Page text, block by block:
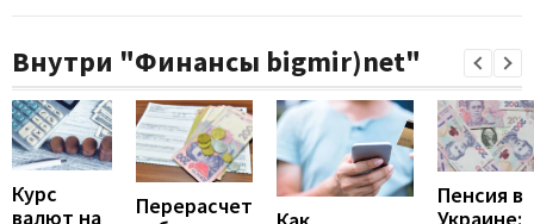
Внутри "Финансы bigmir)net"
Курс
валют на
Перерасчет
Пенсия в